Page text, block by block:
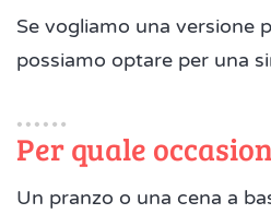
Se vogliamo una versione
possiamo optare per una
Per quale
Un pranzo o una cena a